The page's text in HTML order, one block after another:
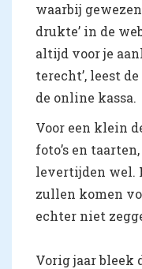
waarbij
drukte’ in de
altijd voor je
terecht’, leest
de online kassa.
Voor een klein
foto’s en
levertijden wel.
zullen komen
echter niet
Vorig jaar bleek